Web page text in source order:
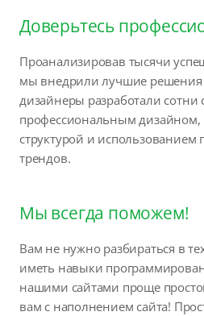
Доверьтесь
Проанализировав тысячи
мы внедрили лучшие решения
дизайнеры разработали сотни
профессиональным
структурой и использованием
трендов.
Мы всегда поможем!
Вам не нужно разбираться в
иметь навыки
нашими сайтами проще
вам с наполнением сайта!